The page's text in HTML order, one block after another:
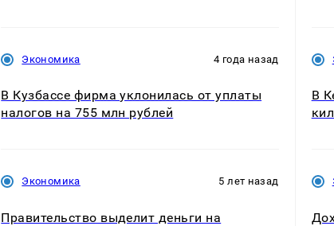
Экономика 4 года назад
В Кузбассе фирма уклонилась от уплаты
налогов на 755 млн рублей
Экономика 5 лет назад
Правительство выделит деньги на
В